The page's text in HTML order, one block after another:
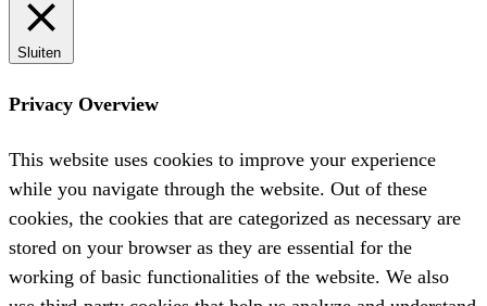
Sluiten
Privacy Overview
This website uses cookies to improve your experience
while you navigate through the website. Out of these
cookies, the cookies that are categorized as necessary are
stored on your browser as they are essential for the
working of basic functionalities of the website. We also